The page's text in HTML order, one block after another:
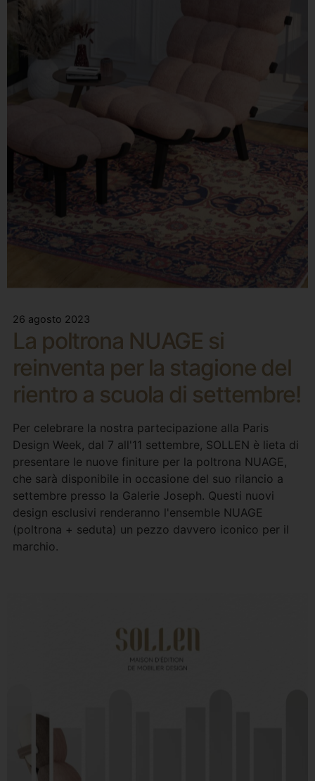
26 agosto 2023
La poltrona NUAGE si
reinventa per la stagione del
rientro a scuola di settembre!
Per celebrare la nostra partecipazione alla Paris
Design Week, dal 7 all'11 settembre, SOLLEN è lieta di
presentare le nuove finiture per la poltrona NUAGE,
che sarà disponibile in occasione del suo rilancio a
settembre presso la Galerie Joseph. Questi nuovi
design esclusivi renderanno l'ensemble NUAGE
(poltrona + seduta) un pezzo davvero iconico per il
marchio.